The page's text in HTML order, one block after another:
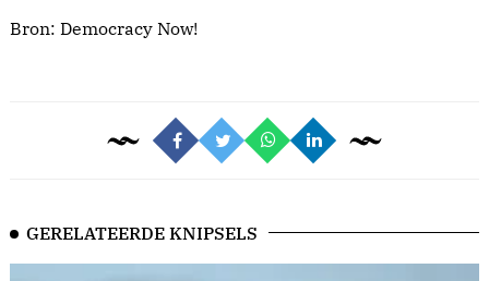
Bron: Democracy Now!
GERELATEERDE KNIPSELS